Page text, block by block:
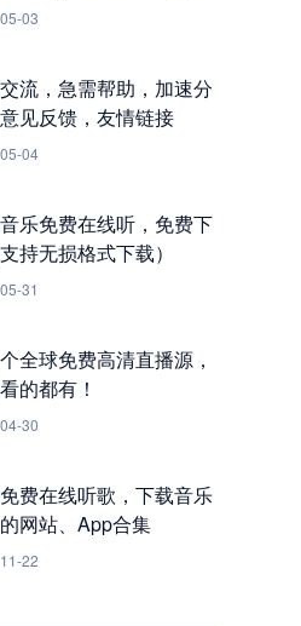
03
流，急需帮助，加速分
见反馈，友情链接
04
乐免费在线听，免费下
持无损格式下载）
31
全球免费高清直播源，
的都有！
30
费在线听歌，下载音乐
网站、App合集
22